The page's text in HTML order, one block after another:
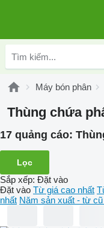
Máy bón phân
Thùng chứa
17 quảng cáo:
Lọc
Sắp xếp: Đặt vào
Đặt vào Từ giá cao nhất
nhất Năm sản xuất - từ